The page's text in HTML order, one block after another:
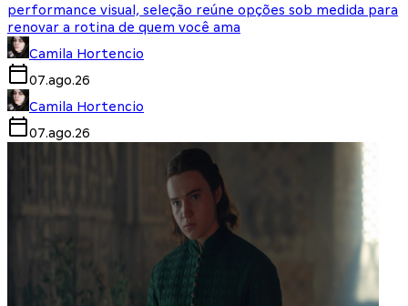
performance visual, seleção reúne opções sob medida para
renovar a rotina de quem você ama
Camila Hortencio
07.ago.26
Camila Hortencio
07.ago.26